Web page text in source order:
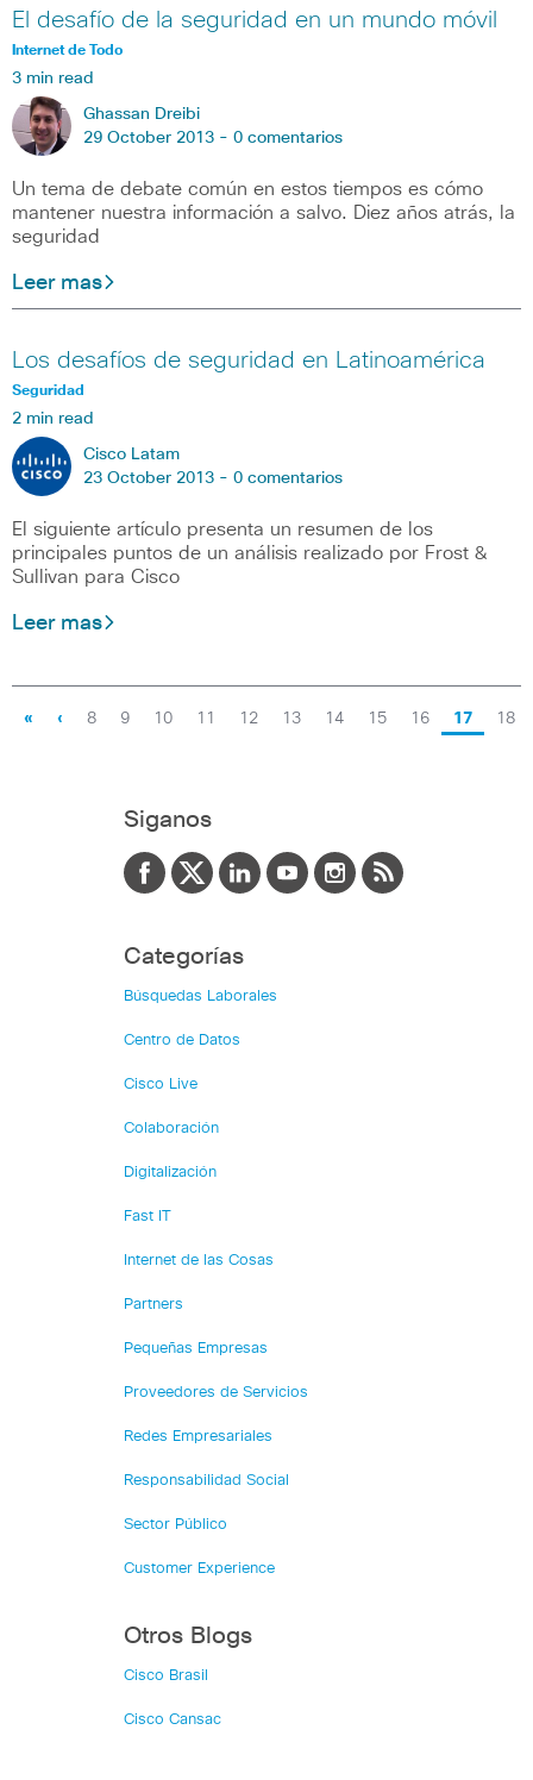
El desafío de la seguridad en un mundo móvil
Internet de Todo
3 min read
Ghassan Dreibi
29 October 2013 - 0 comentarios
Un tema de debate común en estos tiempos es cómo
mantener nuestra información a salvo. Diez años atrás, la
seguridad
Leer mas
Los desafíos de seguridad en Latinoamérica
Seguridad
2 min read
Cisco Latam
23 October 2013 - 0 comentarios
El siguiente artículo presenta un resumen de los
principales puntos de un análisis realizado por Frost &
Sullivan para Cisco
Leer mas
« ‹ 8 9 10 11 12 13 14 15 16 17 18
Siganos
Categorías
Búsquedas Laborales
Centro de Datos
Cisco Live
Colaboración
Digitalización
Fast IT
Internet de las Cosas
Partners
Pequeñas Empresas
Proveedores de Servicios
Redes Empresariales
Responsabilidad Social
Sector Público
Customer Experience
Otros Blogs
Cisco Brasil
Cisco Cansac